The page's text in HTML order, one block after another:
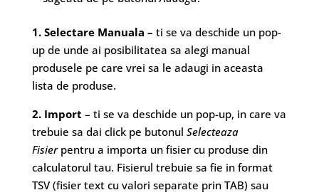
1. Selectare Manuala – ti se va deschide un pop-
up de unde ai posibilitatea sa alegi manual
produsele pe care vrei sa le adaugi in aceasta
lista de produse.
2. Import – ti se va deschide un pop-up, in care va
trebuie sa dai click pe butonul Selecteaza
Fisier pentru a importa un fisier cu produse din
calculatorul tau. Fisierul trebuie sa fie in format
TSV (fisier text cu valori separate prin TAB) sau